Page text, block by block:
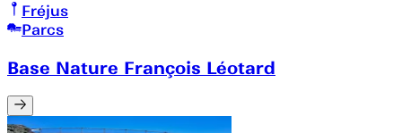
Fréjus
Parcs
Base Nature François Léotard